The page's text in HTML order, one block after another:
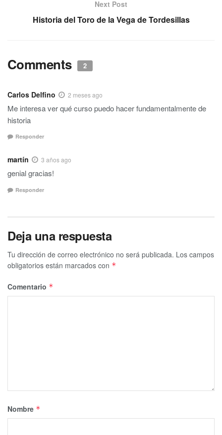
Next Post
Historia del Toro de la Vega de Tordesillas
Comments 2
Carlos Delfino 2 meses ago
Me interesa ver qué curso puedo hacer fundamentalmente de
historia
Responder
martín 3 años ago
genial gracias!
Responder
Deja una respuesta
Tu dirección de correo electrónico no será publicada. Los campos
obligatorios están marcados con *
Comentario *
Nombre *